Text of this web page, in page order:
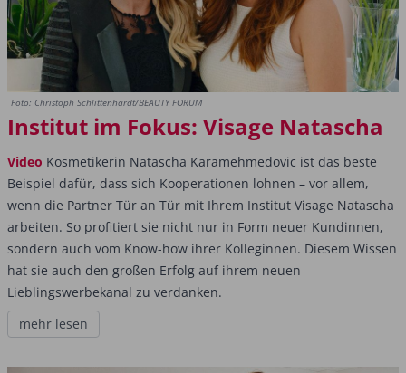
Foto: Christoph Schlittenhardt/BEAUTY FORUM
Institut im Fokus: Visage Natascha
Video Kosmetikerin Natascha Karamehmedovic ist das beste
Beispiel dafür, dass sich Kooperationen lohnen – vor allem,
wenn die Partner Tür an Tür mit Ihrem Institut Visage Natascha
arbeiten. So profitiert sie nicht nur in Form neuer Kundinnen,
sondern auch vom Know-how ihrer Kolleginnen. Diesem Wissen
hat sie auch den großen Erfolg auf ihrem neuen
Lieblingswerbekanal zu verdanken.
mehr lesen